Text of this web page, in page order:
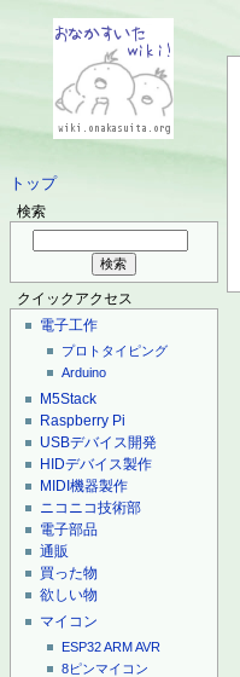
トップ
検索
クイックアクセス
電子工作
プロトタイピング
Arduino
M5Stack
Raspberry Pi
USBデバイス開発
HIDデバイス製作
MIDI機器製作
ニコニコ技術部
電子部品
通販
買った物
欲しい物
マイコン
ESP32ARMAVR
8ピンマイコン